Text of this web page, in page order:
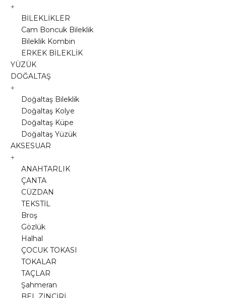
BİLEKLİKLER
Cam Boncuk Bileklik
Bileklik Kombin
ERKEK BİLEKLİK
YÜZÜK
DOĞALTAŞ
Doğaltaş Bileklik
Doğaltaş Kolye
Doğaltaş Küpe
Doğaltaş Yüzük
AKSESUAR
ANAHTARLIK
ÇANTA
CÜZDAN
TEKSTİL
Broş
Gözlük
Halhal
ÇOCUK TOKASI
TOKALAR
TAÇLAR
Şahmeran